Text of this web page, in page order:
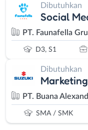
Dibutuhkan
Social
PT. Faunafella
D3, S1
Dibutuhkan
PT. Buana
SMA / SMK